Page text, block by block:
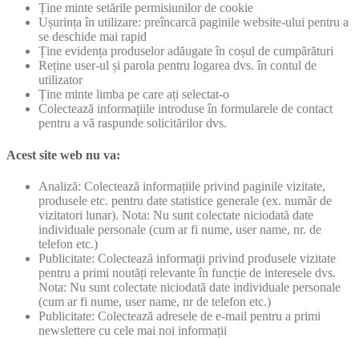
Ține minte setările permisiunilor de cookie
Ușurința în utilizare: preîncarcă paginile website-ului pentru a
se deschide mai rapid
Ține evidența produselor adăugate în coșul de cumpărături
Reține user-ul și parola pentru logarea dvs. în contul de
utilizator
Ține minte limba pe care ați selectat-o
Colectează informațiile introduse în formularele de contact
pentru a vă raspunde solicitărilor dvs.
Acest site web nu va:
Analiză: Colectează informațiile privind paginile vizitate,
produsele etc. pentru date statistice generale (ex. număr de
vizitatori lunar). Nota: Nu sunt colectate niciodată date
individuale personale (cum ar fi nume, user name, nr. de
telefon etc.)
Publicitate: Colectează informații privind produsele vizitate
pentru a primi noutăți relevante în funcție de interesele dvs.
Nota: Nu sunt colectate niciodată date individuale personale
(cum ar fi nume, user name, nr de telefon etc.)
Publicitate: Colectează adresele de e-mail pentru a primi
newslettere cu cele mai noi informații